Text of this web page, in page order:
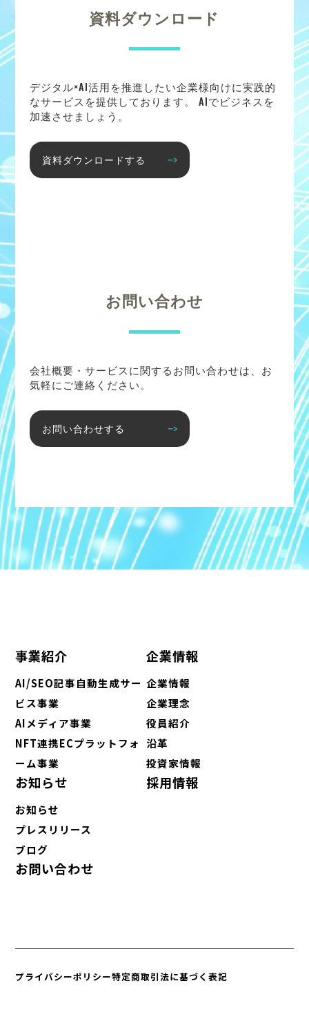
資料ダウンロード
デジタル×AI活用を推進したい企業様向けに実践的
なサービスを提供しております。 AIでビジネスを
加速させましょう。
資料ダウンロードする
お問い合わせ
会社概要・サービスに関するお問い合わせは、お
気軽にご連絡ください。
お問い合わせする
事業紹介
AI/SEO記事自動生成サー
ビス事業
AIメディア事業
NFT連携ECプラットフォ
ーム事業
企業情報
企業情報
企業理念
役員紹介
沿革
投資家情報
お知らせ
お知らせ
プレスリリース
ブログ
採用情報
お問い合わせ
プライバシーポリシー特定商取引法に基づく表記